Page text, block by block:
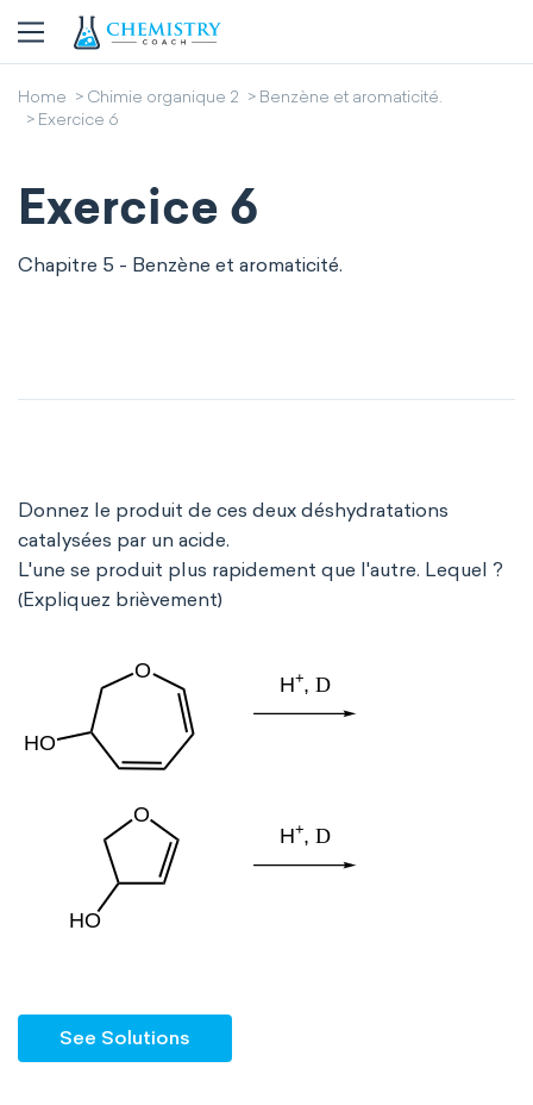
Home Chimie organique 2
Benzène et aromaticité.
Exercice 6
Exercice 6
Chapitre 5 - Benzène et aromaticité.
Donnez le produit de ces deux déshydratations
catalysées par un acide.
L'une se produit plus rapidement que l'autre. Lequel ?
(Expliquez brièvement)
See Solutions